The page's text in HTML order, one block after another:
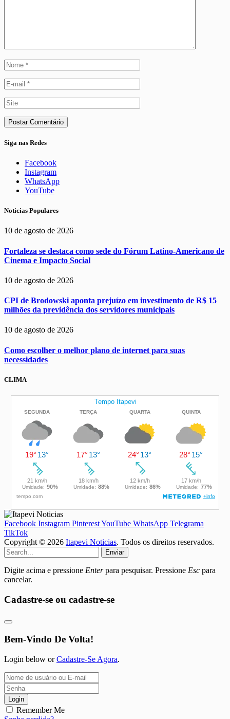
Siga nas Redes
Facebook
Instagram
WhatsApp
YouTube
Noticias Populares
10 de agosto de 2026
Fortaleza se destaca como sede do Fórum Latino-Americano de
Cinema e Impacto Social
10 de agosto de 2026
CPI de Brodowski aponta prejuízo em investimento de R$ 15
milhões da previdência dos servidores municipais
10 de agosto de 2026
Como escolher o melhor plano de internet para suas
necessidades
CLIMA
Facebook Instagram PinterestYouTube WhatsApp Telegrama
TikTok
Copyright © 2026 Itapevi Noticias. Todos os direitos reservados.
Enviar
Digite acima e pressione Enterpara pesquisar. Pressione Esc para
cancelar.
Cadastre-se ou cadastre-se
Bem-Vindo De Volta!
Login below orCadastre-Se Agora.
Login
Remember Me